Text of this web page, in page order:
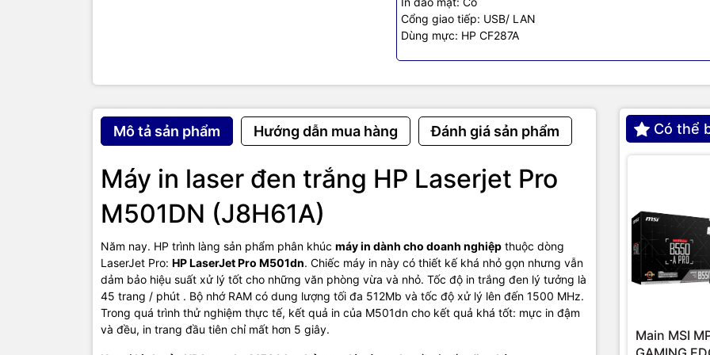
Cổng giao tiếp: USB/ LAN
Dùng mực: HP CF287A
Mô tả sản phẩm Hướng dẫn mua hàng Đánh giá sản phẩm
Máy in laser đen trắng HP Laserjet Pro
M501DN (J8H61A)
Năm nay. HP trình làng sản phẩm phân khúc máy in dành cho doanh nghiệp thuộc dòng
LaserJet Pro: HP LaserJet Pro M501dn. Chiếc máy in này có thiết kế khá nhỏ gọn nhưng vẫn
dảm bảo hiệu suất xử lý tốt cho những văn phòng vừa và nhỏ. Tốc độ in trắng đen lý tưởng là
45 trang / phút . Bộ nhớ RAM có dung lượng tối đa 512Mb và tốc độ xử lý lên đến 1500 MHz.
Trong quá trình thử nghiệm thực tế, kết quả in của M501dn cho kết quả khá tốt: mực in đậm
và đều, in trang đầu tiên chỉ mất hơn 5 giây.
Có thể
Main MSI
An tâm về công nghệ tiên tiến tăng tính bảo mật của HP LaserJet
Ngoài ra, LaserJet Pro M501dn còn được tích hợp một tính năng giúp quản lý
vô cùng hiệu quả là HP Web Jetadmin. HP LaserJet Pro M501dncòn cho phép
có thể xem được các báo cáo về lịch sử in, cách thức in và các lệnh in đến từ
Khả năng kết nối đa chiều của HP LaserJet Pro
Còn có một tính năng nữa khiến cho dòng máy in mới của HP được giới chuyên